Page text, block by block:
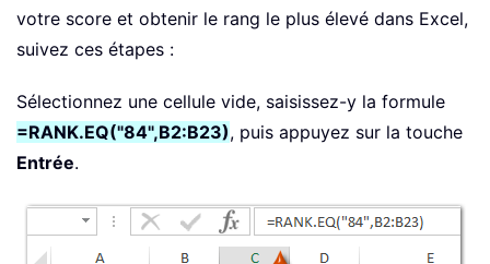
votre score et obtenir le rang le plus élevé dans Excel,
suivez ces étapes :
Sélectionnez une cellule vide, saisissez-y la formule
=RANK.EQ("84",B2:B23), puis appuyez sur la touche
Entrée.